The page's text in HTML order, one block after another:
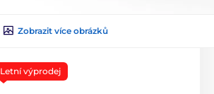
Zobrazit více obrázků
Letní výprodej